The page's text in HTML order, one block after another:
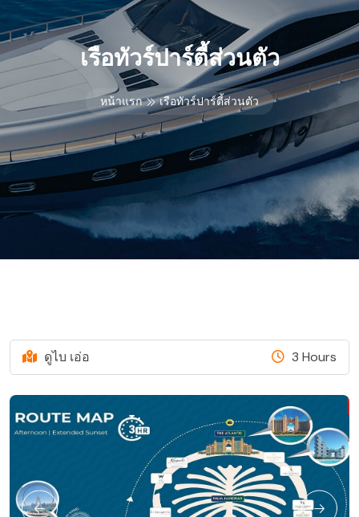
เรือทัวร์ปาร์ตี้ส่วนตัว
หน้าแรก เรือทัวร์ปาร์ตี้ส่วนตัว
ดูไบ เอ่อ 3 Hours